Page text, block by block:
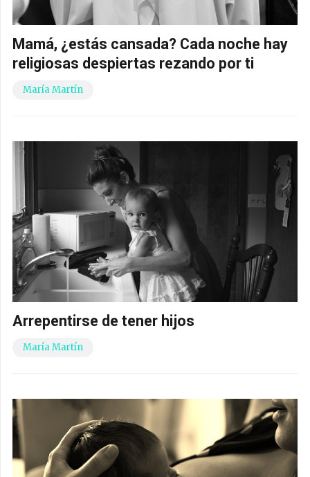
Mamá, ¿estás cansada? Cada noche hay
religiosas despiertas rezando por ti
María Martín
Arrepentirse de tener hijos
María Martín